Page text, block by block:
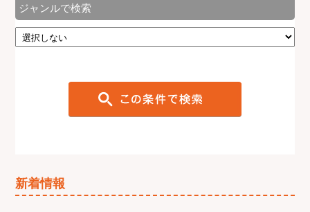
ジャンルで検索
新着情報